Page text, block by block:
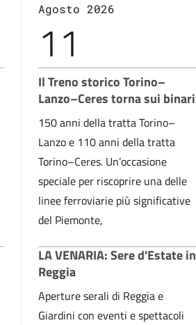
Agosto 2026
11
Il Treno storico Torino–
Lanzo–Ceres torna sui binari
150 anni della tratta Torino–
Lanzo e 110 anni della tratta
Torino–Ceres. Un’occasione
speciale per riscoprire una delle
linee ferroviarie più significative
del Piemonte,
LA VENARIA: Sere d'Estate in
Reggia
Aperture serali di Reggia e
Giardini con eventi e spettacoli